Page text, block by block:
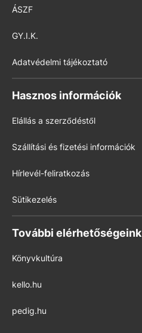
ÁSZF
GY.I.K.
Adatvédelmi tájékoztató
Hasznos információk
Elállás a szerződéstől
Szállítási és fizetési információk
Hírlevél-feliratkozás
Sütikezelés
További elérhetőségeink
Könyvkultúra
kello.hu
pedig.hu